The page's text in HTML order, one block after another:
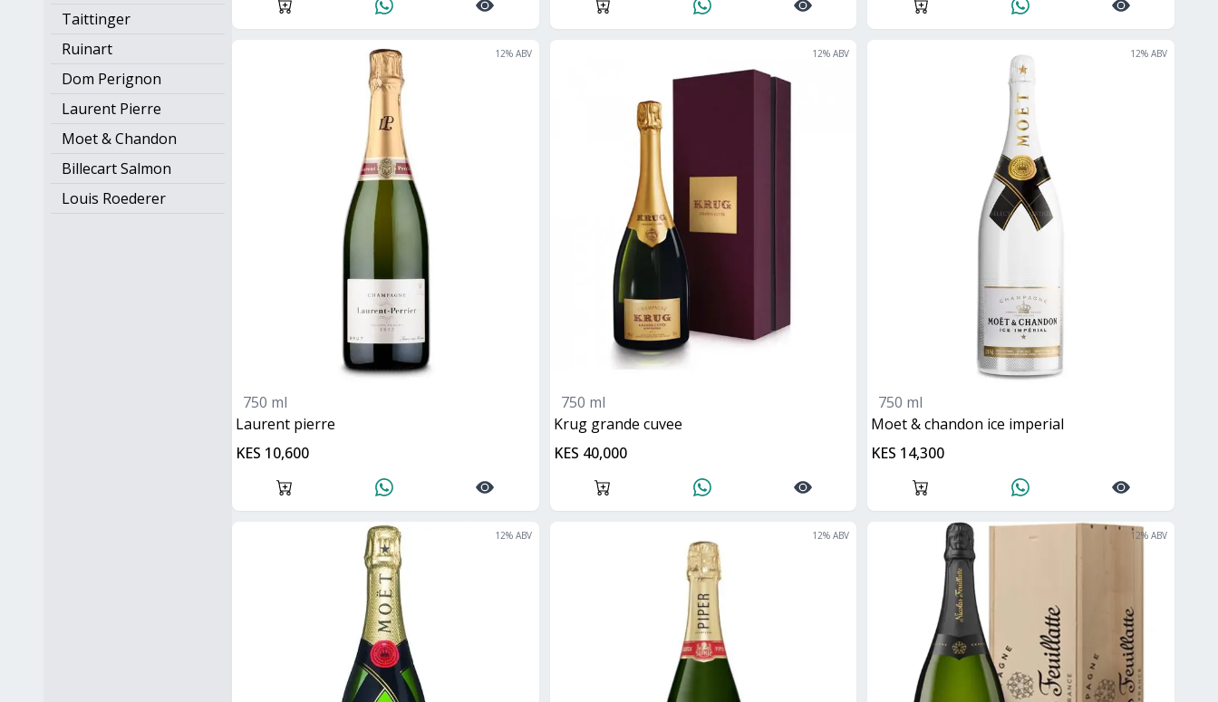
Taittinger
Ruinart
Dom Perignon
Laurent Pierre
Moet & Chandon
Billecart Salmon
Louis Roederer
12% ABV
750 ml
laurent pierre
KES 10,600
12% ABV
750 ml
krug grande cuvee
KES 40,000
12% ABV
750 ml
moet & chandon ice imperial
KES 14,300
12% ABV 12% ABV 12% ABV